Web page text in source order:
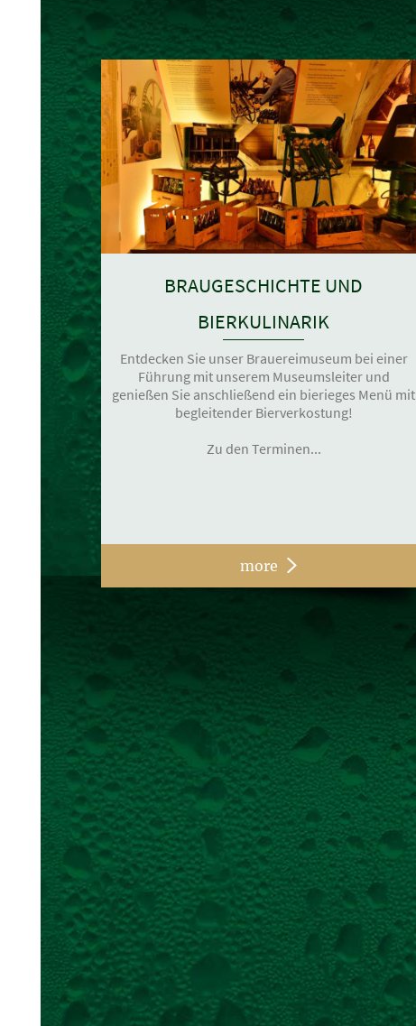
BRAUGESCHICHTE UND
BIERKULINARIK
Entdecken Sie unser Brauereimuseum bei einer
Führung mit unserem Museumsleiter und
genießen Sie anschließend ein bierieges Menü mit
begleitender Bierverkostung!
Zu den Terminen...
more